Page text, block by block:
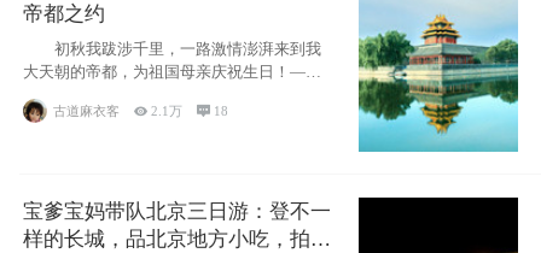
帝都之约
初秋我跋涉千里，一路激情澎湃来到我
大天朝的帝都，为祖国母亲庆祝生日！——
古道麻衣客 2.1万  18
宝爹宝妈带队北京三日游：登不一
样的长城，品北京地方小吃，拍盘